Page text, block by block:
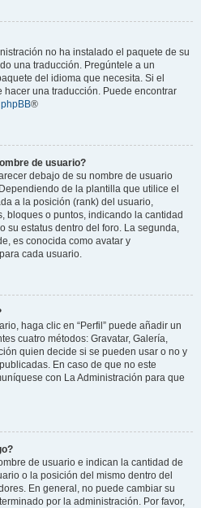
no ha instalado el paquete de su
una traducción. Pregúntele a un
del idioma que necesita. Si el
una traducción. Puede encontrar
phpBB®
de usuario?
debajo de su nombre de usuario
de la plantilla que utilice el
a la posición (rank) del usuario,
bloques o puntos, indicando la cantidad
su estatus dentro del foro. La segunda,
es conocida como avatar y
cada usuario.
haga clic en “Perfil” puede añadir un
cuatro métodos: Gravatar, Galería,
quien decide si se pueden usar o no y
En caso de que no este
con La Administración para que
de usuario e indican la cantidad de
o la posición del mismo dentro del
En general, no puede cambiar su
por la administración. Por favor,